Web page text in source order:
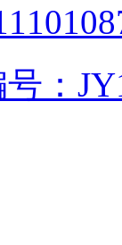
：